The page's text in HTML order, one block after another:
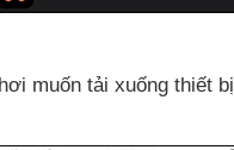
muốn tải xuống thiết bị